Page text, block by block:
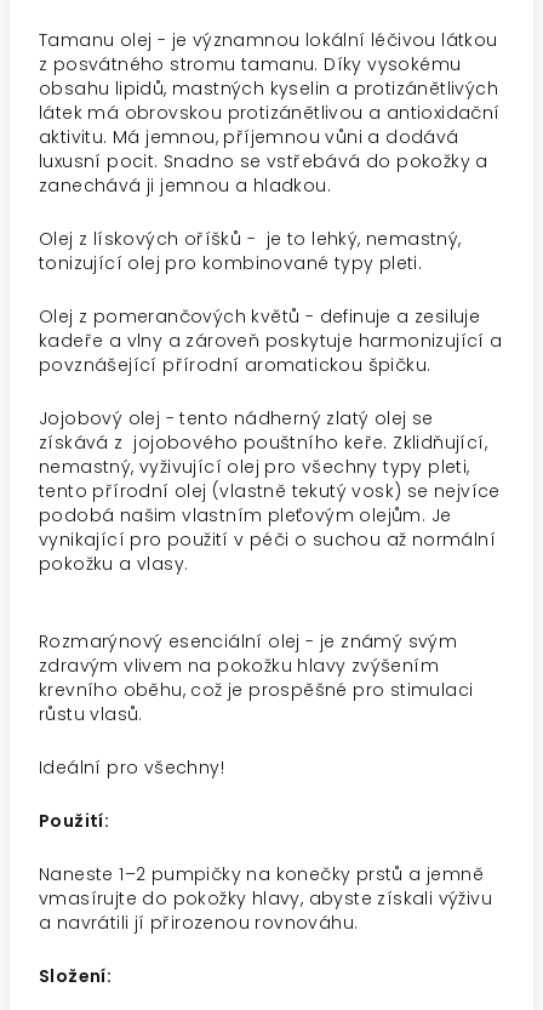
Tamanu olej - je významnou lokální léčivou látkou
z posvátného stromu tamanu. Díky vysokému
obsahu lipidů, mastných kyselin a protizánětlivých
látek má obrovskou protizánětlivou a antioxidační
aktivitu. Má jemnou, příjemnou vůni a dodává
luxusní pocit. Snadno se vstřebává do pokožky a
zanechává ji jemnou a hladkou.
Olej z lískových oříšků - je to lehký, nemastný,
tonizující olej pro kombinované typy pleti.
Olej z pomerančových květů - definuje a zesiluje
kadeře a vlny a zároveň poskytuje harmonizující a
povznášející přírodní aromatickou špičku.
Jojobový olej - tento nádherný zlatý olej se
získává z jojobového pouštního keře. Zklidňující,
nemastný, vyživující olej pro všechny typy pleti,
tento přírodní olej (vlastně tekutý vosk) se nejvíce
podobá našim vlastním pleťovým olejům. Je
vynikající pro použití v péči o suchou až normální
pokožku a vlasy.
Rozmarýnový esenciální olej - je známý svým
zdravým vlivem na pokožku hlavy zvýšením
krevního oběhu, což je prospěšné pro stimulaci
růstu vlasů.
Ideální pro všechny!
Použití:
Naneste 1–2 pumpičky na konečky prstů a jemně
vmasírujte do pokožky hlavy, abyste získali výživu
a navrátili jí přirozenou rovnováhu.
Složení: